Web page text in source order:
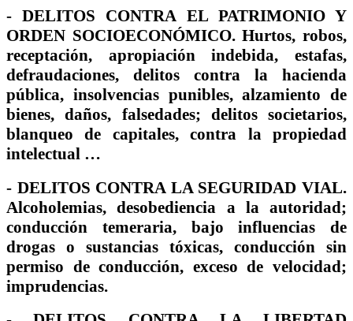
-DELITOS CONTRA EL PATRIMONIO Y
ORDEN SOCIOECONÓMICO. Hurtos, robos,
receptación, apropiación indebida, estafas,
defraudaciones, delitos contra la hacienda
pública, insolvencias punibles, alzamiento de
bienes, daños, falsedades; delitos societarios,
blanqueo de capitales, contra la propiedad
intelectual …
- DELITOS CONTRA LA SEGURIDAD VIAL.
Alcoholemias, desobediencia a la autoridad;
conducción temeraria, bajo influencias de
drogas o sustancias tóxicas, conducción sin
permiso de conducción, exceso de velocidad;
imprudencias.